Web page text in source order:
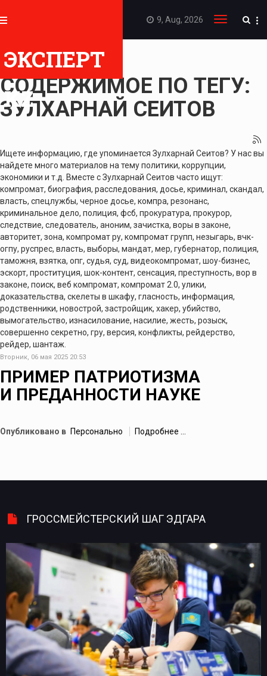
ЭКСПЕРТ
KZ
9, Aug, 2026
Toggle
ПОКАЗАТЬ
СОДЕРЖИМОЕ ПО ТЕГУ:
ЗУЛХАРНАЙ СЕИТОВ
Ищете информацию, где упоминается Зулхарнай Сеитов? У нас вы
найдете много материалов на тему политики, коррупции,
экономики и т.д. Вместе с Зулхарнай Сеитов часто ищут:
компромат, биография, расследования, досье, криминал, скандал,
власть, спецлужбы, черное досье, компра, резонанс,
криминальное дело, полиция, фсб, прокуратура, прокурор,
следствие, следователь, аноним, зачистка, воры в законе,
авторитет, зона, компромат ру, компромат групп, незыгарь, вчк-
огпу, руспрес, власть, выборы, мандат, мер, губернатор, полиция,
таможня, взятка, опг, судья, суд, видеокомпромат, шоу-бизнес,
эскорт, проституция, шок-контент, сенсация, преступность, вор в
законе, поиск, веб компромат, компромат 2.0, улики,
доказательства, скелеты в шкафу, гласность, информация,
родственники, новострой, застройщик, хакер, убийство,
вымогательство, изнасилование, насилие, жесть, розыск,
совершенно секретно, гру, версия, конфликты, рейдерство,
рейдер, шантаж.
Вторник, 06 мая 2025 20:53
ПРИМЕР ПАТРИОТИЗМА
И ПРЕДАННОСТИ НАУКЕ
Опубликовано в Персонально Подробнее ...
ГРОССМЕЙСТЕРСКИЙ ШАГ ЭДГАРА